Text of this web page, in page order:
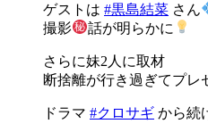
ゲストは #黒島結菜 さん
撮影
話が明らかに
さらに妹2人に取材
断捨離が行き過ぎてプレ
ドラマ #クロサギ から続